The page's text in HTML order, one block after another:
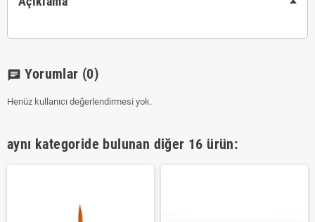
chat Yorumlar (0)
Henüz kullanıcı değerlendirmesi yok.
aynı kategoride bulunan diğer 16 ürün: